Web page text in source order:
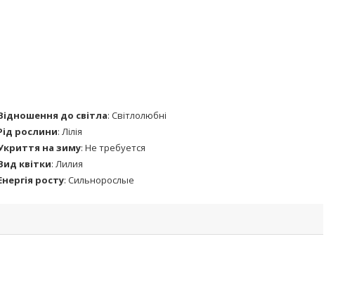
до світла: Світлолюбні
рослини: Лілія
на зиму: Не требуется
квітки: Лилия
росту: Сильнорослые